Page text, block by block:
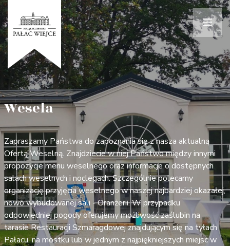
Wesela
Zapraszamy Państwa do zapoznania się z nasza aktualną
Ofertą Weselną. Znajdziecie w niej Państwo między innymi
propozycje menu weselnego oraz informacje o dostępnych
salach weselnych i noclegach. Szczególnie polecamy
organizację przyjęcia weselnego w naszej najbardziej okazałej,
nowo wybudowanej sali - Oranżerii. W przypadku
odpowiedniej pogody oferujemy możliwość zaślubin na
tarasie Restauracji Szmaragdowej znajdującym się na tyłach
Pałacu, na mostku lub w jednym z najpiękniejszych miejsc w